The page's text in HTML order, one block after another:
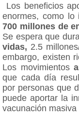
Los beneficios
enormes, como lo
700 millones de
Se espera que
vidas, 2.5
embargo, existen
Los movimientos
que cada día
por personas que
puede aportar la
vacunación